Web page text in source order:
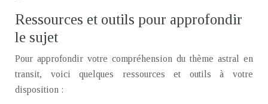
Ressources et outils pour approfondir
le sujet
Pour approfondir votre compréhension du thème astral en
transit, voici quelques ressources et outils à votre
disposition :